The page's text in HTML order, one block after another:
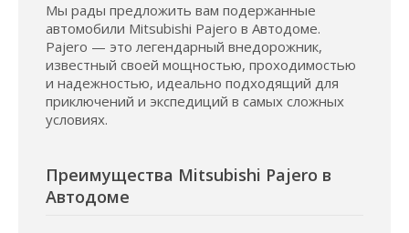
Мы рады предложить вам подержанные
автомобили Mitsubishi Pajero в Автодоме.
Pajero — это легендарный внедорожник,
известный своей мощностью, проходимостью
и надежностью, идеально подходящий для
приключений и экспедиций в самых сложных
условиях.
Преимущества Mitsubishi Pajero в
Автодоме